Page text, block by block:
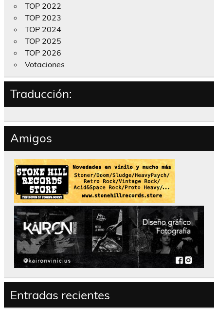
TOP 2022
TOP 2023
TOP 2024
TOP 2025
TOP 2026
Votaciones
Traducción:
Amigos
Entradas recientes